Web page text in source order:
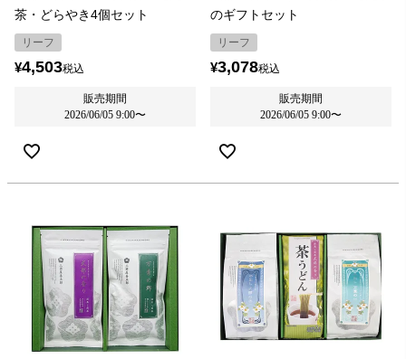
茶・どらやき4個セット
リーフ
¥4,503税込
販売期間
2026/06/05 9:00〜
のギフトセット
リーフ
¥3,078税込
販売期間
2026/06/05 9:00〜